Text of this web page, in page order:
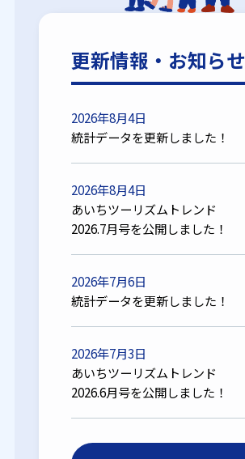
更新情報・お知らせ
2026年8月4日
統計データを更新しました！
2026年8月4日
あいちツーリズムトレンド
2026.7月号を公開しました！
2026年7月6日
統計データを更新しました！
2026年7月3日
あいちツーリズムトレンド
2026.6月号を公開しました！